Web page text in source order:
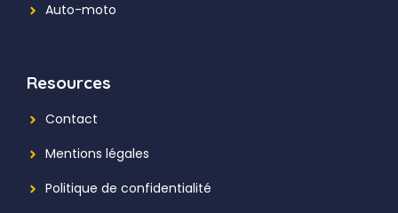
Auto-moto
Resources
Contact
Mentions légales
Politique de confidentialité